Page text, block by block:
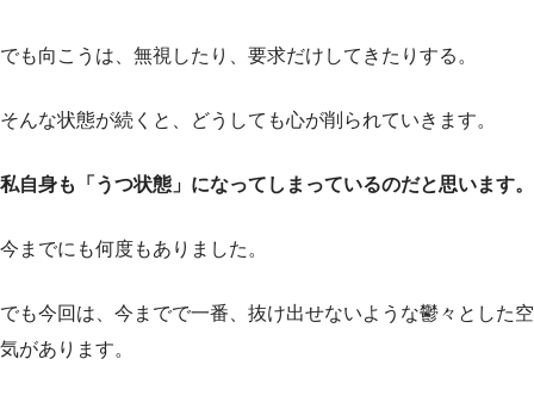
でも向こうは、無視したり、要求だけしてきたりする。
そんな状態が続くと、どうしても心が削られていきます。
私自身も「うつ状態」になってしまっているのだと思います。
今までにも何度もありました。
でも今回は、今までで一番、抜け出せないような鬱々とした空
気があります。